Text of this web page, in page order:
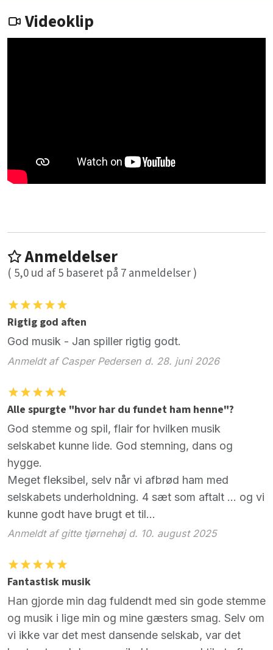
Videoklip
Anmeldelser
( 5,0ud af5 baseret på 7anmeldelser )
Rigtig god aften
God musik - Jan spiller rigtig godt.
Anmeldt af Casper Pedersen d. 28. juni 2026
Alle spurgte "hvor har du fundet ham henne"?
God stemme og spil, flair for hvilken musik
selskabet kunne lide. God stemning, dans og
hygge.
Meget fleksibel, selv når vi afbrød ham med
selskabets underholdning. 4 sæt som aftalt ... og vi
kunne godt have brugt et til...
Anmeldt af gitte tjørnehøj d. 10. august 2025
Fantastisk musik
Han gjorde min dag fuldendt med sin gode stemme
og musik i lige min og mine gæsters smag. Selv om
vi ikke var det mest dansende selskab, var det